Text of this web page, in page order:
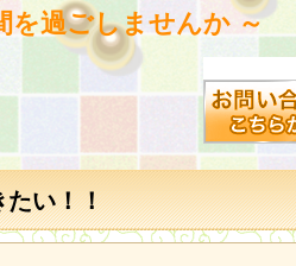
を過ごしませんか ～
い！！